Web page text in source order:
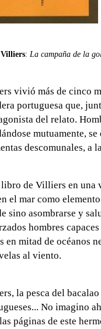
: La campaña de la
vivió más de cinco
portuguesa que,
del relato.
mutuamente,
descomunales, a
libro de Villiers en una
el mar como
sino asombrarse y
hombres
en mitad de océanos
al viento.
la pesca del
No imagino
páginas de este